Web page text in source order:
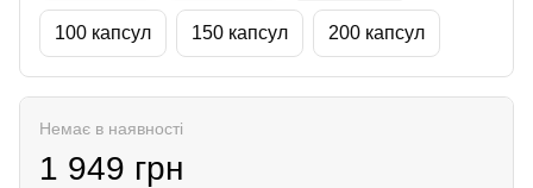
100 капсул 150 капсул 200 капсул
Немає в наявності
1 949 грн